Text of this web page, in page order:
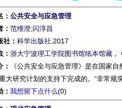
： 公共安全与应急管理
： 范维澄;闪淳昌
社： 科学出版社 ,2017
： 浙大宁波理工学院图书馆纸本馆藏 ，
：
《公共安全与应急管理》是在国家
大研究计划的支持下完成的。“非常
： 我想留下点什么(0)